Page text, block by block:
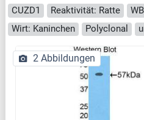
CUZD1 Reaktivität: Ratte
Wirt: Kaninchen
Polyclonal
2 Abbildungen